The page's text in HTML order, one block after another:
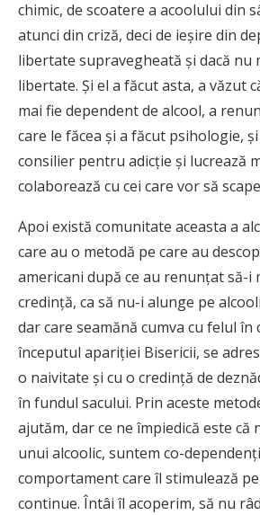
chimic, de scoatere a acoolului din
atunci din criză, deci de ieşire din
libertate supravegheată şi dacă nu
libertate. Şi el a făcut asta, a văzut
mai fie dependent de alcool, a
care le făcea şi a făcut psihologie,
consilier pentru adicţie şi lucrează
colaborează cu cei care vor să
Apoi există comunitate aceasta a
care au o metodă pe care au
americani după ce au renunţat să-i
credinţă, ca să nu-i alunge pe
dar care seamănă cumva cu felul în
începutul apariţiei Bisericii, se
o naivitate şi cu o credinţă de
în fundul sacului. Prin aceste
ajutăm, dar ce ne împiedică este că
unui alcoolic, suntem co-
comportament care îl stimulează
continue. Întâi îl acoperim, să nu